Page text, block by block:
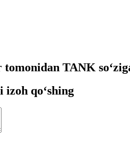
TANK
izoh qo‘shing